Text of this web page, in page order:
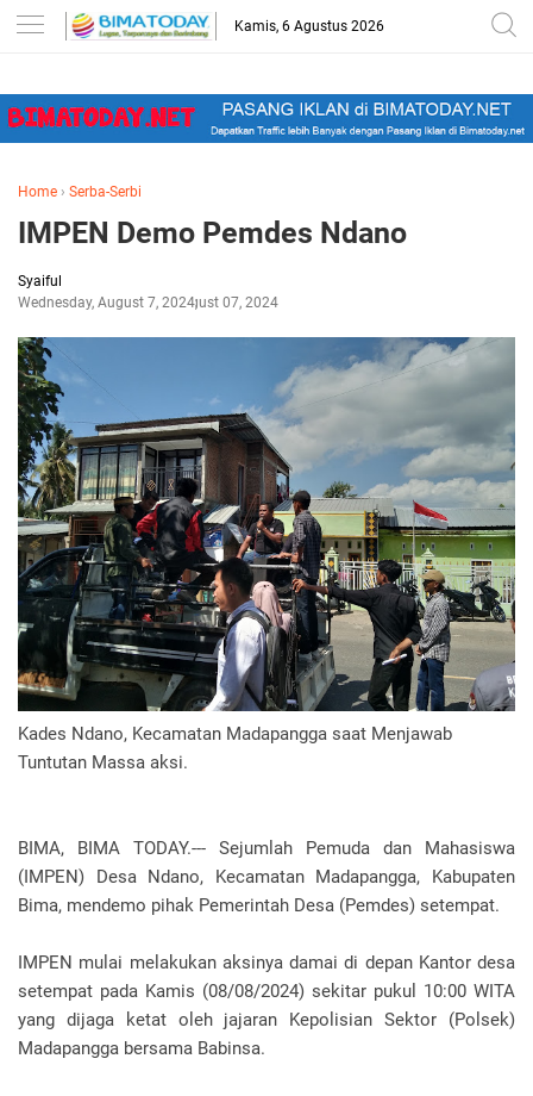
-->
Kamis, 6 Agustus 2026
Home › Serba-Serbi
IMPEN Demo Pemdes Ndano
Syaiful
Wednesday, August 7, 2024August 07, 2024
Kades Ndano, Kecamatan Madapangga saat Menjawab
Tuntutan Massa aksi.
BIMA, BIMA TODAY.--- Sejumlah Pemuda dan Mahasiswa
(IMPEN) Desa Ndano, Kecamatan Madapangga, Kabupaten
Bima, mendemo pihak Pemerintah Desa (Pemdes) setempat.
IMPEN mulai melakukan aksinya damai di depan Kantor desa
setempat pada Kamis (08/08/2024) sekitar pukul 10:00 WITA
yang dijaga ketat oleh jajaran Kepolisian Sektor (Polsek)
Madapangga bersama Babinsa.